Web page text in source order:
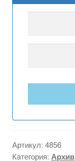
Артикул:4856
Категория: Архив